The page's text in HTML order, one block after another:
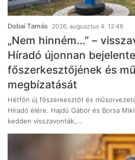
Dobai Tamás 2026, augusztus 4. 12:46
„Nem hinném…” –
Híradó újonnan
főszerkesztőjének és
megbízatását
Hétfőn új főszerkesztőt és
Híradó élére. Hajdú Gábor és Borsa
kedden visszavonták,…